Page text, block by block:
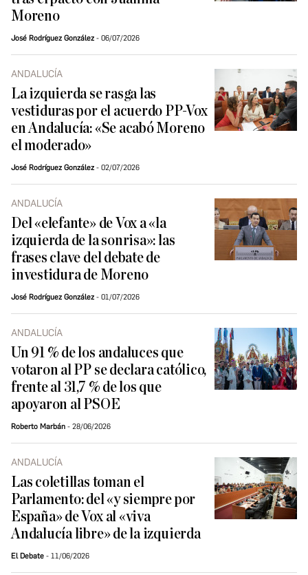
Moreno
José Rodríguez González 06/07/2026
ANDALUCÍA
La izquierda se rasga las
vestiduras por el acuerdo PP-Vox
en Andalucía: «Se acabó Moreno
el moderado»
José Rodríguez González 02/07/2026
ANDALUCÍA
Del «elefante» de Vox a «la
izquierda de la sonrisa»: las
frases clave del debate de
investidura de Moreno
José Rodríguez González 01/07/2026
ANDALUCÍA
Un 91 % de los andaluces que
votaron al PP se declara católico,
frente al 31,7 % de los que
apoyaron al PSOE
Roberto Marbán 28/06/2026
ANDALUCÍA
Las coletillas toman el
Parlamento: del «y siempre por
España» de Vox al «viva
Andalucía libre» de la izquierda
El Debate 11/06/2026